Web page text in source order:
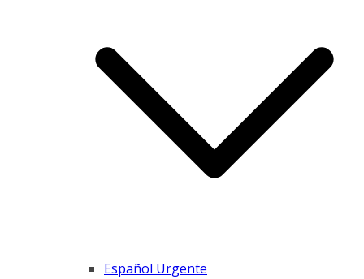
Español Urgente